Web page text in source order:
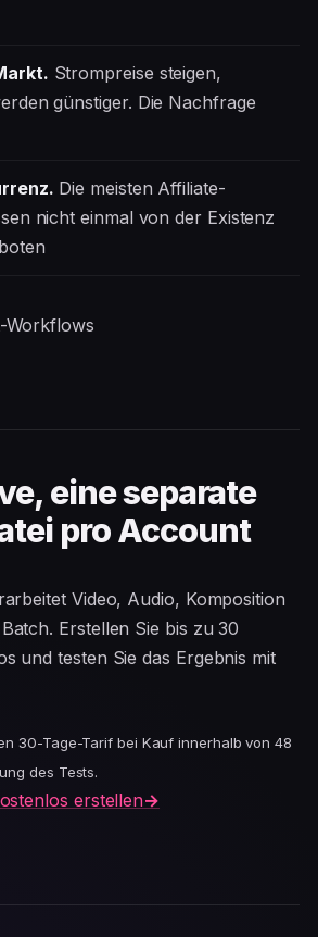
Strompreise steigen,
günstiger. Die Nachfrage
Die meisten Affiliate-
nicht einmal von der Existenz
Workflows
eine separate
pro Account
Video, Audio, Komposition
Erstellen Sie bis zu 30
und testen Sie das Ergebnis mit
30-Tage-Tarif bei Kauf innerhalb von 48
des Tests.
erstellen→